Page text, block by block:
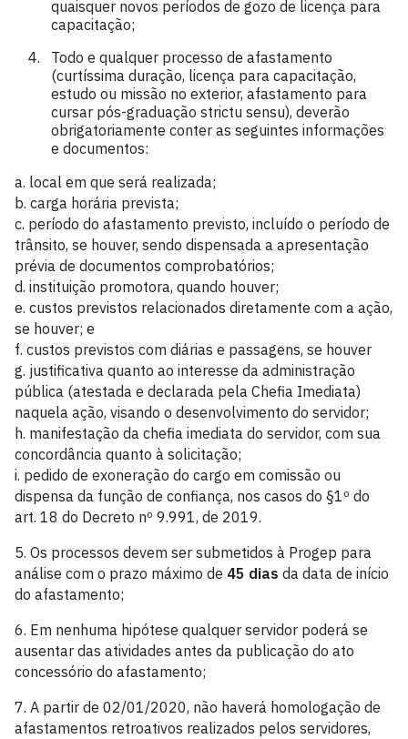
quaisquer novos períodos de gozo de licença para
capacitação;
Todo e qualquer processo de afastamento
(curtíssima duração, licença para capacitação,
estudo ou missão no exterior, afastamento para
cursar pós-graduação strictu sensu), deverão
obrigatoriamente conter as seguintes informações
e documentos:
a. local em que será realizada;
b. carga horária prevista;
c. período do afastamento previsto, incluído o período de
trânsito, se houver, sendo dispensada a apresentação
prévia de documentos comprobatórios;
d. instituição promotora, quando houver;
e. custos previstos relacionados diretamente com a ação,
se houver; e
f. custos previstos com diárias e passagens, se houver
g. justificativa quanto ao interesse da administração
pública (atestada e declarada pela Chefia Imediata)
naquela ação, visando o desenvolvimento do servidor;
h. manifestação da chefia imediata do servidor, com sua
concordância quanto à solicitação;
i. pedido de exoneração do cargo em comissão ou
dispensa da função de confiança, nos casos do §1º do
art. 18 do Decreto nº 9.991, de 2019.
5. Os processos devem ser submetidos à Progep para
análise com o prazo máximo de 45 dias da data de início
do afastamento;
6. Em nenhuma hipótese qualquer servidor poderá se
ausentar das atividades antes da publicação do ato
concessório do afastamento;
7. A partir de 02/01/2020, não haverá homologação de
afastamentos retroativos realizados pelos servidores,